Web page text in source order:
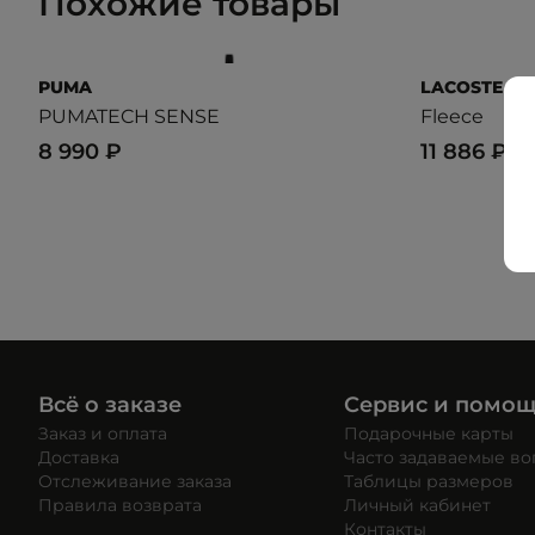
PUMA
PUMATECH SENSE
8 990 ₽
LACOSTE
Fleece
11 886 ₽
Всё о заказе
Заказ и оплата
Доставка
Отслеживание заказа
Правила возврата
Сервис и
Подарочные карты
Часто задаваемые
Таблицы размеров
Личный кабинет
Контакты